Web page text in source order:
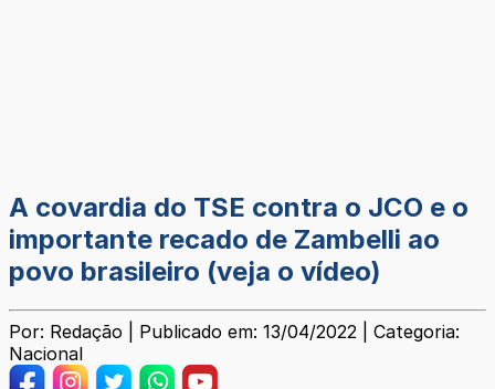
A covardia do TSE contra o JCO e o
importante recado de Zambelli ao
povo brasileiro (veja o vídeo)
Por: Redação | Publicado em: 13/04/2022 | Categoria:
Nacional